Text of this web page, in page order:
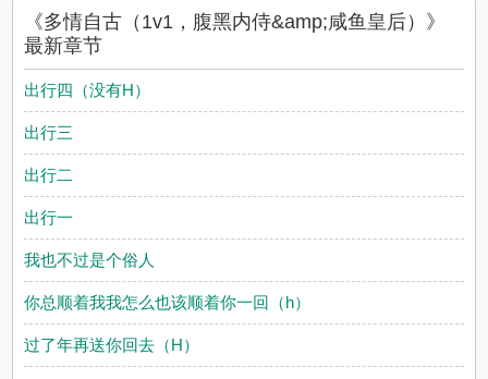
表的多情自古（1v1，腹黑内侍&amp;咸鱼皇后）评论，并不代表
二七姐姐赞同或者支持多情自古（1v1，腹黑内侍&amp;咸鱼皇
后）读者的观点。
《多情自古（1v1，腹黑内侍&amp;咸鱼皇后）》
最新章节
出行四（没有H）
出行三
出行二
出行一
我也不过是个俗人
你总顺着我我怎么也该顺着你一回（h）
过了年再送你回去（H）